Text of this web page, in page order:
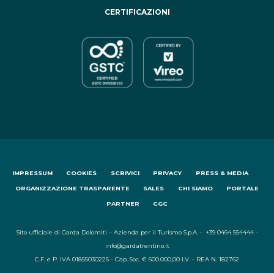
CERTIFICAZIONI
IMPRESSUM COOKIES SCRIVICI PRIVACY PRESS & MEDIA
ORGANIZZAZIONE TRASPARENTE SALES CHI SIAMO PORTALE
PARTNER CGC
Sito ufficiale di Garda Dolomiti – Azienda per il Turismo S.p.A. - +39 0464 554444 -
info@gardatrentino.it
C.F. e P. IVA 01855030225 - Cap. Soc. € 600.000,00 I.V. - REA N. 182762